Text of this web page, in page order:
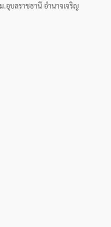
.อุบลราชธานี อำนาจเจริญ